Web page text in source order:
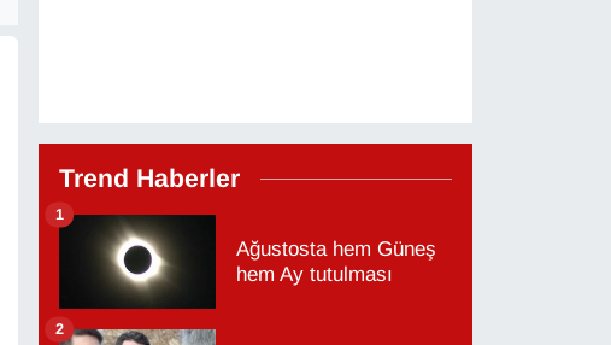
Trend Haberler
Ağustosta hem Güneş
hem Ay tutulması
1
2